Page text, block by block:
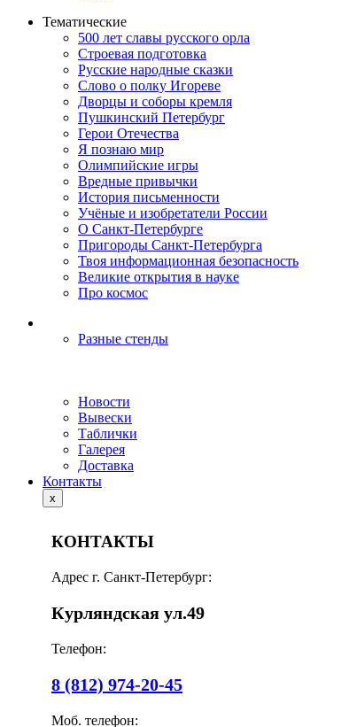
Тематические
500 лет славы русского орла
Строевая подготовка
Русские народные сказки
Слово о полку Игореве
Дворцы и соборы кремля
Пушкинский Петербург
Герои Отечества
Я познаю мир
Олимпийские игры
Вредные привычки
История письменности
Учёные и изобретатели России
О Санкт-Петербурге
Пригороды Санкт-Петербурга
Твоя информационная безопасность
Великие открытия в науке
Про космос
Разные стенды
Новости
Вывески
Таблички
Галерея
Доставка
Контакты
x
КОНТАКТЫ
Адрес г. Санкт-Петербург:
Курляндская ул.49
Телефон:
8 (812) 974-20-45
Моб. телефон: